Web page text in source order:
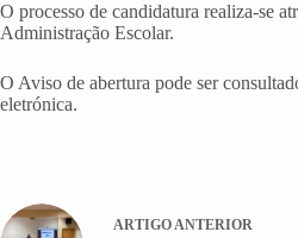
O processo de candidatura realiza-se
Administração Escolar.
O Aviso de abertura pode ser
eletrónica.
ARTIGOANTERIOR